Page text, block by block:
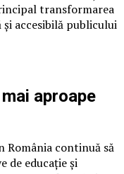
transformarea
accesibilă publicului
aproape
continuă să
de educație și